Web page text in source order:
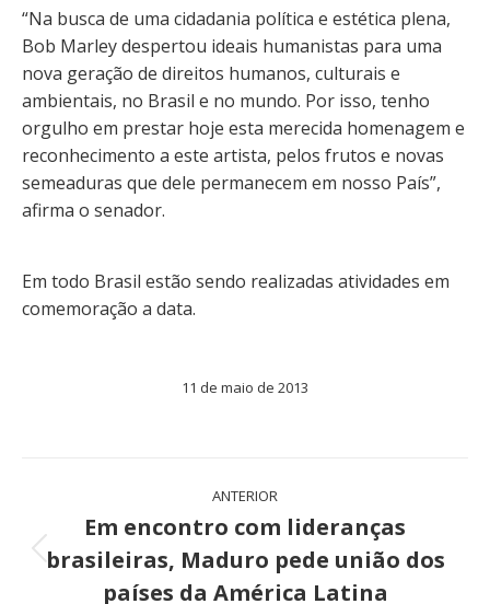
“Na busca de uma cidadania política e estética plena,
Bob Marley despertou ideais humanistas para uma
nova geração de direitos humanos, culturais e
ambientais, no Brasil e no mundo. Por isso, tenho
orgulho em prestar hoje esta merecida homenagem e
reconhecimento a este artista, pelos frutos e novas
semeaduras que dele permanecem em nosso País”,
afirma o senador.
Em todo Brasil estão sendo realizadas atividades em
comemoração a data.
11 de maio de 2013
Navegação
de
post:
ANTERIOR
Post
anterior:
Em encontro com lideranças
brasileiras, Maduro pede união dos
países da América Latina